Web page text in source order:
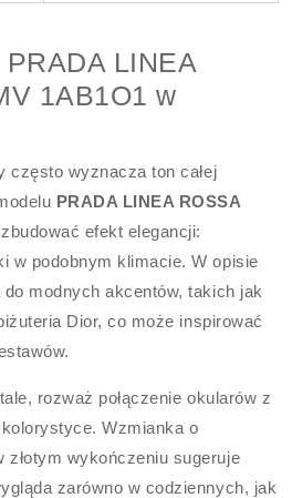
LINEA
1AB1O1 w
często wyznacza ton całej
PRADA LINEA ROSSA
zbudować efekt elegancji:
w podobnym klimacie. W opisie
modnych akcentów, takich jak
Dior, co może inspirować
rozważ połączenie okularów z
Wzmianka o
złotym wykończeniu sugeruje
zarówno w codziennych, jak